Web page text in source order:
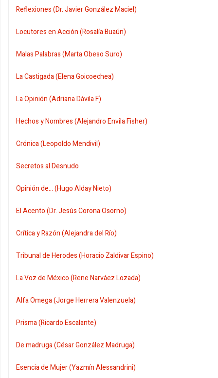
Reflexiones (Dr. Javier González Maciel)
Locutores en Acción (Rosalía Buaún)
Malas Palabras (Marta Obeso Suro)
La Castigada (Elena Goicoechea)
La Opinión (Adriana Dávila F)
Hechos y Nombres (Alejandro Envila Fisher)
Crónica (Leopoldo Mendivil)
Secretos al Desnudo
Opinión de... (Hugo Alday Nieto)
El Acento (Dr. Jesús Corona Osorno)
Crítica y Razón (Alejandra del Río)
Tribunal de Herodes (Horacio Zaldivar Espino)
La Voz de México (Rene Narváez Lozada)
Alfa Omega (Jorge Herrera Valenzuela)
Prisma (Ricardo Escalante)
De madruga (César González Madruga)
Esencia de Mujer (Yazmín Alessandrini)